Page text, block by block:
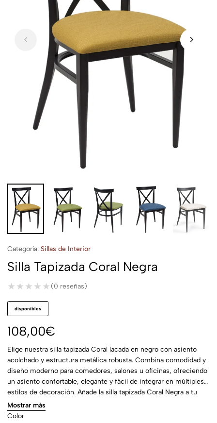
Categoría: Sillas de Interior
Silla Tapizada Coral Negra
★★★★★
★★★★★ (0 reseñas)
disponibles
108,00€
Elige nuestra silla tapizada Coral lacada en negro con asiento
acolchado y estructura metálica robusta. Combina comodidad y
diseño moderno para comedores, salones u oficinas, ofreciendo
un asiento confortable, elegante y fácil de integrar en múltiples
estilos de decoración. Añade la silla tapizada Coral Negra a tu
comedor o espacio y siente la diferencia desde hoy.
Mostrar más
Color